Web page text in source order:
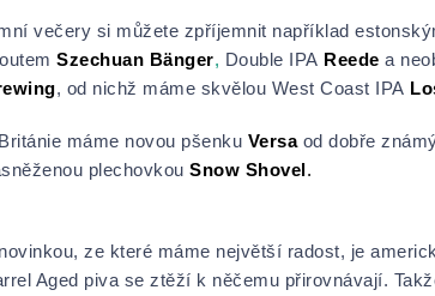
večery si můžete zpříjemnit například
Szechuan Bänger, Double IPA Reede a
, od nichž máme skvělou West Coast IPA
máme novou pšenku Versa od dobře
plechovkou Snow Shovel.
ze které máme největší radost, je
Aged piva se ztěží k něčemu přirovnávají.